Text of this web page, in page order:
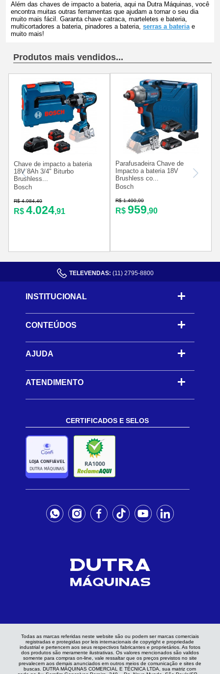
Além das chaves de impacto a bateria, aqui na Dutra Máquinas, você
encontra muitas outras ferramentas que ajudam a tornar o seu dia
muito mais fácil. Garanta chave catraca, marteletes e bateria,
multicortadores a bateria, pinadores a bateria, serras a bateriae
muito mais!
Produtos mais vendidos...
Chave de impacto a bateria
18V 8Ah 3/4" Biturbo
Brushless...
Bosch
R$ 4.984,40
R$ 4.024,91
Parafusadeira Chave de
Impacto a bateria 18V
Brushless co...
Bosch
R$ 1.400,00
R$ 959,90
TELEVENDAS: (11) 2795-8800
INSTITUCIONAL
CONTEÚDOS -
AJUDA -
ATENDIMENTO
CERTIFICADOS E SELOS
Todas as marcas referidas neste website são ou podem ser marcas comerciais
registradas e protegidas por leis internacionais de copyright e propriedade
industrial e pertencem aos seus respectivos fabricantes e proprietários. As fotos
dos produtos são meramente ilustrativas. Os valores mencionados são validos
somente para compras on-line, vale ressaltar que os preços previstos no site
prevalecem aos demais anunciados em outros meios de comunicação e sites de
buscas. DUTRA MÁQUINAS COMERCIAL E TÉCNICA LTDA, sua matriz com